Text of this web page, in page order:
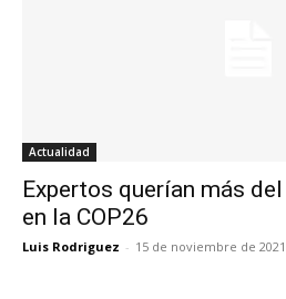
Actualidad
Expertos querían más
en la COP26
Luis Rodriguez - 15 de noviembre de 2021